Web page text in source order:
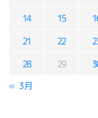
14 15
21 22
28 29
« 3月